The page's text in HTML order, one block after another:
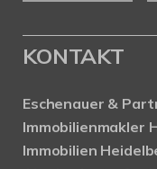
KONTAKT
Eschenauer &
Immobilienmakler
Immobilien